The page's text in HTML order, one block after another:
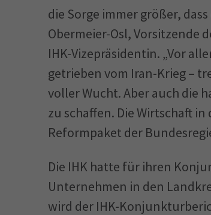
die Sorge immer größer,
Obermeier-Osl, Vorsitzende
IHK-Vizepräsidentin. „Vor
getrieben vom Iran-Krieg –
voller Wucht. Aber auch die
zu schaffen. Die Wirtschaft
Reformpaket der
Die IHK hatte für ihren
Unternehmen in den
wird der IHK-